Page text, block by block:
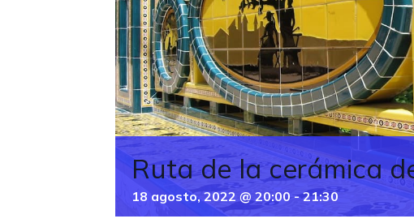
Ruta de la cerámica
18 agosto, 2022 @ 20:00 -21:30